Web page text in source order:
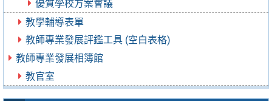
優質學校方案會議
教學輔導表單
教師專業發展評鑑工具 (空白表格)
教師專業發展相簿館
教官室